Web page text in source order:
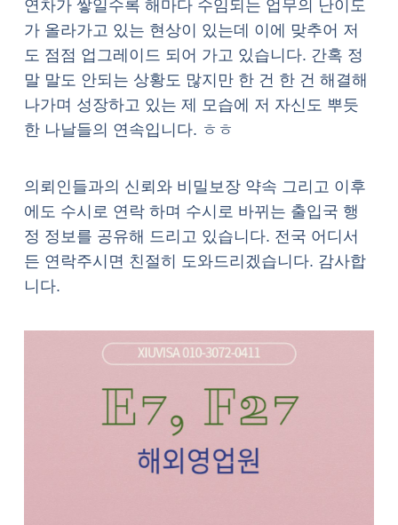
연차가 쌓일수록 해마다 수임되는 업무의 난이도
가 올라가고 있는 현상이 있는데 이에 맞추어 저
도 점점 업그레이드 되어 가고 있습니다. 간혹 정
말 말도 안되는 상황도 많지만 한 건 한 건 해결해
나가며 성장하고 있는 제 모습에 저 자신도 뿌듯
한 나날들의 연속입니다. ㅎㅎ
의뢰인들과의 신뢰와 비밀보장 약속 그리고 이후
에도 수시로 연락 하며 수시로 바뀌는 출입국 행
정 정보를 공유해 드리고 있습니다. 전국 어디서
든 연락주시면 친절히 도와드리겠습니다. 감사합
니다.